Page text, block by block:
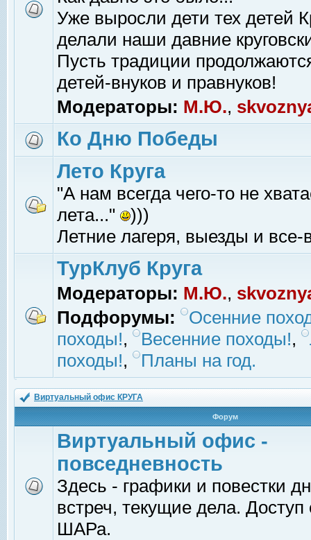
Уже выросли дети тех детей
делали наши давние
Пусть традиции
детей-внуков и правнуков!
Модераторы: М.Ю.,
Ко Дню Победы
Лето Круга
"А нам всегда чего-то не
лета..."
)))
Летние лагеря, выезды и все-
ТурКлуб Круга
Модераторы: М.Ю.,
Подфорумы:
Осенние
походы!, Весенние походы!,
походы!, Планы на год.
Виртуальный офис КРУГА
Форум
Виртуальный офис -
повседневность
Здесь - графики и повестки
встреч, текущие дела.
ШАРа.